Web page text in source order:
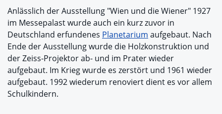
Anlässlich der Ausstellung "Wien und die Wiener" 1927
im Messepalast wurde auch ein kurz zuvor in
Deutschland erfundenes Planetarium aufgebaut. Nach
Ende der Ausstellung wurde die Holzkonstruktion und
der Zeiss-Projektor ab- und im Prater wieder
aufgebaut. Im Krieg wurde es zerstört und 1961 wieder
aufgebaut. 1992 wiederum renoviert dient es vor allem
Schulkindern.